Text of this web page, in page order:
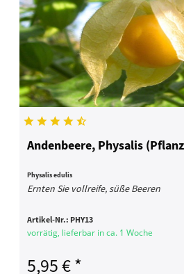
Andenbeere, Physalis
Physalis edulis
Ernten Sie vollreife, süße Beeren
Artikel-Nr.: PHY13
vorrätig, lieferbar in ca. 1 Woche
5,95 € *